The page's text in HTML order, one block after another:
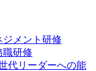
メント研修
研修
代リーダーへの能